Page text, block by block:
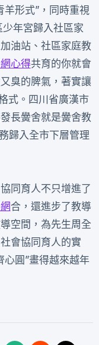
羊形式”，同時重視
年宮歸入社區家
油站、社區家庭教
心得共育的你就會
臭的脾氣，著實讓
式。四川省廣漢市
長黌舍就是黌舍教
歸入全市下層管理
同育人不只增進了
合，還進步了教導
空間，為先生周全
會協同育人的實
心圓”畫得越來越年